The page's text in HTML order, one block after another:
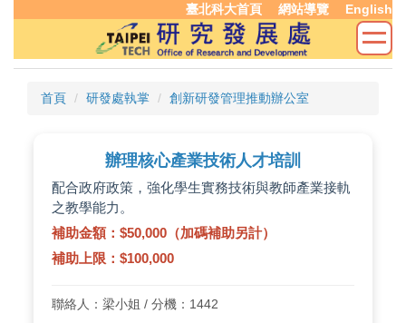
要
臺北科大首頁 網站導覽 English
首頁 研發處執掌 創新研發管理推動辦公室
辦理核心產業技術人才培訓
配合政府政策，強化學生實務技術與教師產業接軌
之教學能力。
補助金額：$50,000（加碼補助另計）
補助上限：$100,000
聯絡人：梁小姐 / 分機：1442